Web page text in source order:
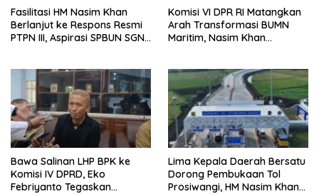
Fasilitasi HM Nasim Khan
Berlanjut ke Respons Resmi
PTPN III, Aspirasi SPBUN SGN
Direksi
Komisi VI DPR RI Matangkan
Arah Transformasi BUMN
Maritim, Nasim Khan
Bawa Salinan LHP BPK ke
Komisi IV DPRD, Eko
Febriyanto Tegaskan
Lima Kepala Daerah Bersatu
Dorong Pembukaan Tol
Prosiwangi, HM Nasim Khan